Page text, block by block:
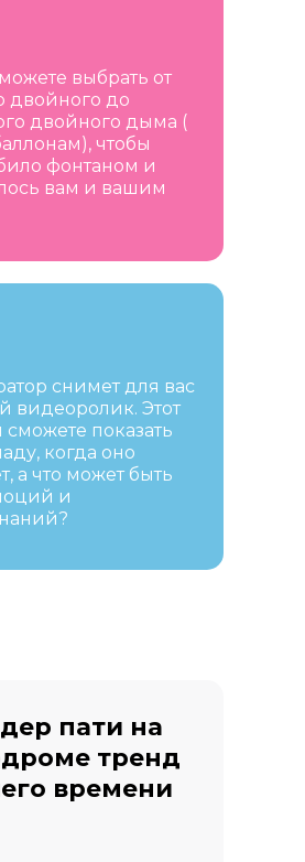
выбрать от
двойного до
двойного дыма (
чтобы
фонтаном и
вам и вашим
снимет для вас
видеоролик. Этот
показать
когда оно
а что может быть
и
пати на
тренд
времени